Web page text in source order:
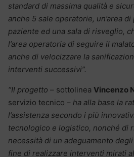
standard di massima qualità e
anche 5 sale operatorie, un’area
paziente ed una sala di risveglio,
l’area operatoria di seguire il
anche di velocizzare la
interventi successivi”.
“Il progetto – sottolinea Vincenzo
servizio tecnico – ha alla base la
l’assistenza secondo i più
tecnologico e logistico, nonché di
necessità di un adeguamento
fine di realizzare interventi mirati